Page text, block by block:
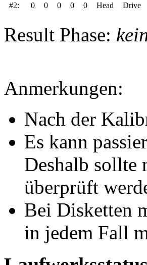
#2: 0 0 0 0 0 Head Drive
Result Phase:
Anmerkungen:
Nach der
Es kann
Deshalb sollte
überprüft
Bei Disketten
in jedem Fall